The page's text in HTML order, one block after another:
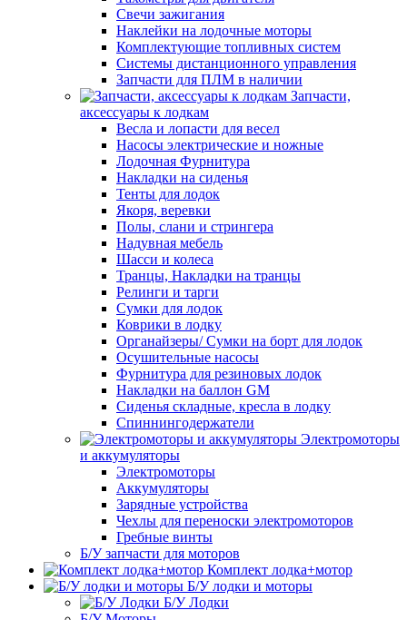
Свечи зажигания
Наклейки на лодочные моторы
Комплектующие топливных систем
Системы дистанционного управления
Запчасти для ПЛМ в наличии
Запчасти,
аксессуары к лодкам
Весла и лопасти для весел
Насосы электрические и ножные
Лодочная Фурнитура
Накладки на сиденья
Тенты для лодок
Якоря, веревки
Полы, слани и стрингера
Надувная мебель
Шасси и колеса
Транцы, Накладки на транцы
Релинги и тарги
Сумки для лодок
Коврики в лодку
Органайзеры/ Сумки на борт для лодок
Осушительные насосы
Фурнитура для резиновых лодок
Накладки на баллон GM
Сиденья складные, кресла в лодку
Спиннингодержатели
Электромоторы
и аккумуляторы
Электромоторы
Аккумуляторы
Зарядные устройства
Чехлы для переноски электромоторов
Гребные винты
Б/У запчасти для моторов
Комплект лодка+мотор
Б/У лодки и моторы
Б/У Лодки